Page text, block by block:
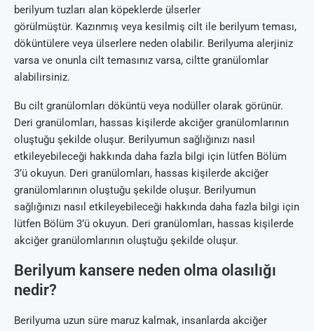
berilyum tuzları alan köpeklerde ülserler
görülmüştür. Kazınmış veya kesilmiş cilt ile berilyum teması,
döküntülere veya ülserlere neden olabilir. Berilyuma alerjiniz
varsa ve onunla cilt temasınız varsa, ciltte granülomlar
alabilirsiniz.
Bu cilt granülomları döküntü veya nodüller olarak görünür.
Deri granülomları, hassas kişilerde akciğer granülomlarının
oluştuğu şekilde oluşur. Berilyumun sağlığınızı nasıl
etkileyebileceği hakkında daha fazla bilgi için lütfen Bölüm
3’ü okuyun. Deri granülomları, hassas kişilerde akciğer
granülomlarının oluştuğu şekilde oluşur. Berilyumun
sağlığınızı nasıl etkileyebileceği hakkında daha fazla bilgi için
lütfen Bölüm 3’ü okuyun. Deri granülomları, hassas kişilerde
akciğer granülomlarının oluştuğu şekilde oluşur.
Berilyum kansere neden olma olasılığı
nedir?
Berilyuma uzun süre maruz kalmak, insanlarda akciğer